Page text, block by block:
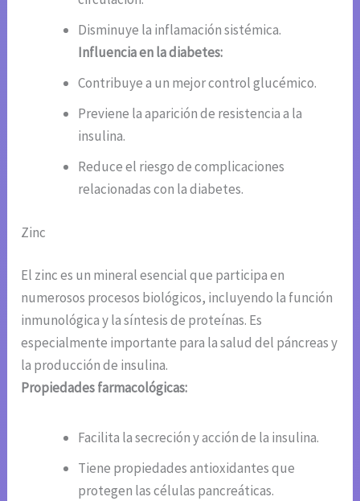
Disminuye la inflamación sistémica.
Influencia en la diabetes:
Contribuye a un mejor control glucémico.
Previene la aparición de resistencia a la
insulina.
Reduce el riesgo de complicaciones
relacionadas con la diabetes.
Zinc
El zinc es un mineral esencial que participa en
numerosos procesos biológicos, incluyendo la función
inmunológica y la síntesis de proteínas. Es
especialmente importante para la salud del páncreas y
la producción de insulina.
Propiedades farmacológicas:
Facilita la secreción y acción de la insulina.
Tiene propiedades antioxidantes que
protegen las células pancreáticas.